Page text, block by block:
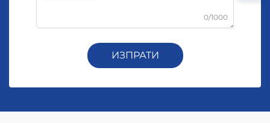
0/1000
ИЗПРАТИ